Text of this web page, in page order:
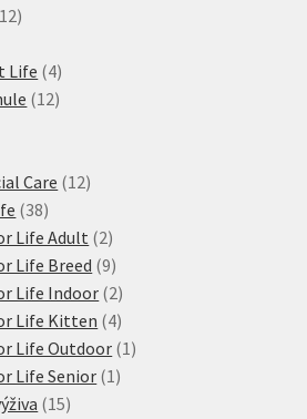
1212
Life 44
produkty
1212
Care 1212
3838
produktů
Life Adult 22
produkty
Life Breed 99
produktů
Life Indoor 22
produkty
Life Kitten 44
produkty
Life Outdoor 1 1
Life Senior 1 1
1515